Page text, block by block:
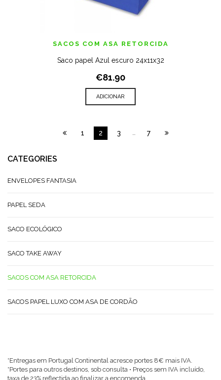
SACOS COM ASA RETORCIDA
Saco papel Azul escuro 24x11x32
€81.90
ADICIONAR
1 2 3 … 7
CATEGORIES
ENVELOPES FANTASIA
PAPEL SEDA
SACO ECOLÓGICO
SACO TAKE AWAY
SACOS COM ASA RETORCIDA
SACOS PAPEL LUXO COM ASA DE CORDÃO
*Entregas em Portugal Continental acresce portes 8€ mais IVA.
*Portes para outros destinos, sob consulta • Preços sem IVA incluído,
taxa de 23% reflectida ao finalizar a encomenda.